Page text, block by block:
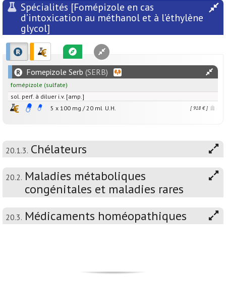
Spécialités [Fomépizole en cas
d’intoxication au méthanol et à l’éthylène
glycol]
Fomepizole Serb (SERB)
fomépizole (sulfate)
sol. perf. à diluer i.v. [amp.]
5 x 100 mg / 20 ml U.H. [ 918 € ]
20.1.3. Chélateurs
20.2. Maladies métaboliques
congénitales et maladies rares
20.3. Médicaments homéopathiques